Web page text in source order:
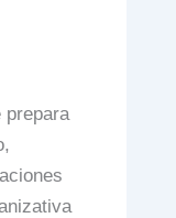
prepara